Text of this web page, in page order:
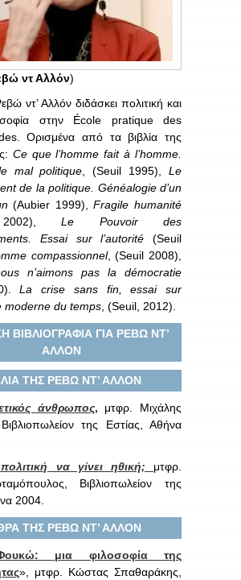
ντ Αλλόν)
ντ’ Αλλόν διδάσκει πολιτική και
στην École pratique des
Ορισμένα από τα βιβλία της
Ce que l’homme faità l’homme
mal politique , (Seuil 1995),Le
de la politique. Généalogie d’un
(Aubier 1999),Fragile humanité
2002), Le Pouvoir des
Essai sur l’autorité (Seuil
compassionnel, (Seuil 2008),
n’aimons pas la démocratie
La crise sans fin, essai sur
moderne du temps , (Seuil, 2012).
ΒΙΒΛΙΟΓΡΑΦΙΑ ΓΙΑ ΡΕΒΩ ΝΤ’
ΑΛΛΟΝ
ΤΗΣ ΡΕΒΩ ΝΤ’ ΑΛΛΟΝ
άνθρωπος, μτφρ. Μιχάλης
της Εστίας, Αθήνα
να γίνει ηθική; μτφρ.
Βιβλιοπωλείον της
2004.
ΤΗΣ ΡΕΒΩ ΝΤ’ ΑΛΛΟΝ
μια φιλοσοφία της
», μτφρ. Κώστας Σπαθαράκης,